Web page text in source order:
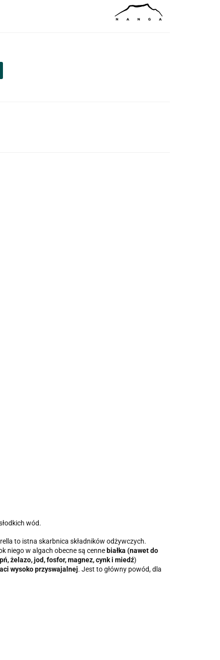
wód.
to istna skarbnica składników odżywczych.
niego w algach obecne są cenne białka (nawet do
żelazo, jod, fosfor, magnez, cynk i miedź)
wysoko przyswajalnej. Jest to główny powód, dla